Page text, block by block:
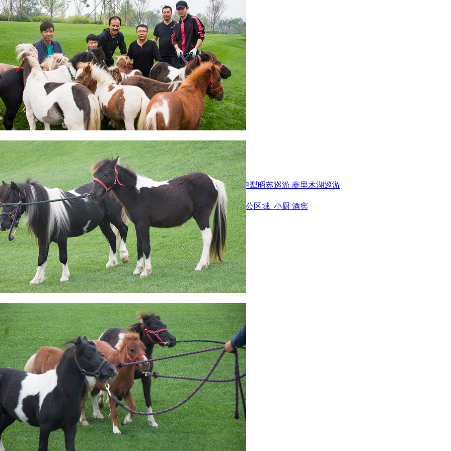
游 阿勒泰北屯市巡游 阿勒泰布尔津县巡游 伊犁州察布查尔县巡游 伊犁昭苏巡游 赛里木湖巡游
厅 国家记忆A馆 国家记忆B馆 红山玉馆 酒店大厅 料场餐厅 健身房 办公区域 小厨 酒窖